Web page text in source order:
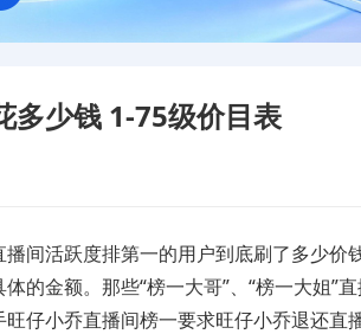
多少钱 1-75级价目表
间活跃度排第一的用户到底刷了多少价
的金额。那些“榜一大哥”、“榜一大姐”
仔小乔直播间榜一要求旺仔小乔退还直